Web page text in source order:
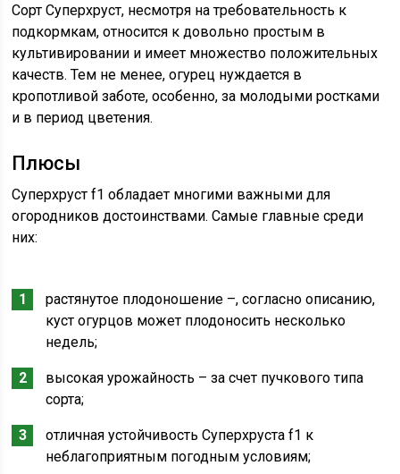
Сорт Суперхруст, несмотря на требовательность к
подкормкам, относится к довольно простым в
культивировании и имеет множество положительных
качеств. Тем не менее, огурец нуждается в
кропотливой заботе, особенно, за молодыми ростками
и в период цветения.
Плюсы
Суперхруст f1 обладает многими важными для
огородников достоинствами. Самые главные среди
них:
растянутое плодоношение –, согласно описанию,
куст огурцов может плодоносить несколько
недель;
высокая урожайность – за счет пучкового типа
сорта;
отличная устойчивость Суперхруста f1 к
неблагоприятным погодным условиям;